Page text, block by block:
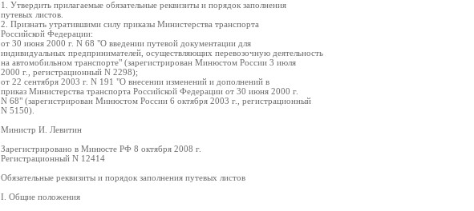
1. Утвердить прилагаемые обязательные реквизиты и порядок заполнения
путевых листов.
2. Признать утратившими силу приказы Министерства транспорта
Российской Федерации:
от 30 июня 2000 г. N 68 "О введении путевой документации для
индивидуальных предпринимателей, осуществляющих перевозочную деятельность
на автомобильном транспорте" (зарегистрирован Минюстом России 3 июля
2000 г., регистрационный N 2298);
от 22 сентября 2003 г. N 191 "О внесении изменений и дополнений в
приказ Министерства транспорта Российской Федерации от 30 июня 2000 г.
N 68" (зарегистрирован Минюстом России 6 октября 2003 г., регистрационный
N 5150).
Министр И. Левитин
Зарегистрировано в Минюсте РФ 8 октября 2008 г.
Регистрационный N 12414
Обязательные реквизиты и порядок заполнения путевых листов
I. Общие положения